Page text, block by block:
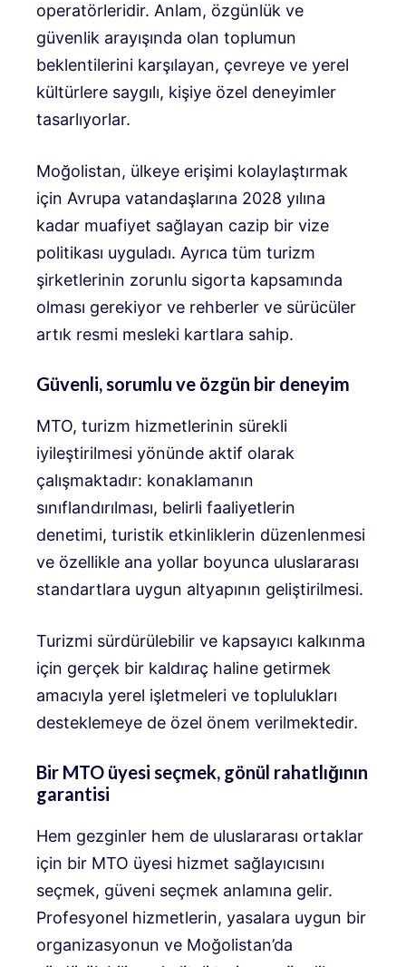
operatörleridir. Anlam, özgünlük ve
güvenlik arayışında olan toplumun
beklentilerini karşılayan, çevreye ve yerel
kültürlere saygılı, kişiye özel deneyimler
tasarlıyorlar.
Moğolistan, ülkeye erişimi kolaylaştırmak
için Avrupa vatandaşlarına 2028 yılına
kadar muafiyet sağlayan cazip bir vize
politikası uyguladı. Ayrıca tüm turizm
şirketlerinin zorunlu sigorta kapsamında
olması gerekiyor ve rehberler ve sürücüler
artık resmi mesleki kartlara sahip.
Güvenli, sorumlu ve özgün bir deneyim
MTO, turizm hizmetlerinin sürekli
iyileştirilmesi yönünde aktif olarak
çalışmaktadır: konaklamanın
sınıflandırılması, belirli faaliyetlerin
denetimi, turistik etkinliklerin düzenlenmesi
ve özellikle ana yollar boyunca uluslararası
standartlara uygun altyapının geliştirilmesi.
Turizmi sürdürülebilir ve kapsayıcı kalkınma
için gerçek bir kaldıraç haline getirmek
amacıyla yerel işletmeleri ve toplulukları
desteklemeye de özel önem verilmektedir.
Bir MTO üyesi seçmek, gönül rahatlığının
garantisi
Hem gezginler hem de uluslararası ortaklar
için bir MTO üyesi hizmet sağlayıcısını
seçmek, güveni seçmek anlamına gelir.
Profesyonel hizmetlerin, yasalara uygun bir
organizasyonun ve Moğolistan’da